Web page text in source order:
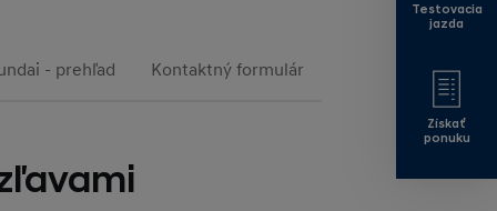
- prehľad Kontaktný formulár
Testovacia
jazda
Získať
ponuku